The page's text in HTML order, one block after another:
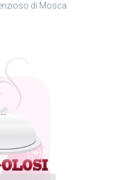
di Mosca